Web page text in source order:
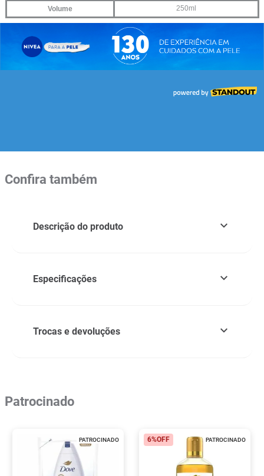
Confira também
Descrição do produto
Especificações
Trocas e devoluções
Patrocinado
PATROCINADO PATROCINADO
6%OFF